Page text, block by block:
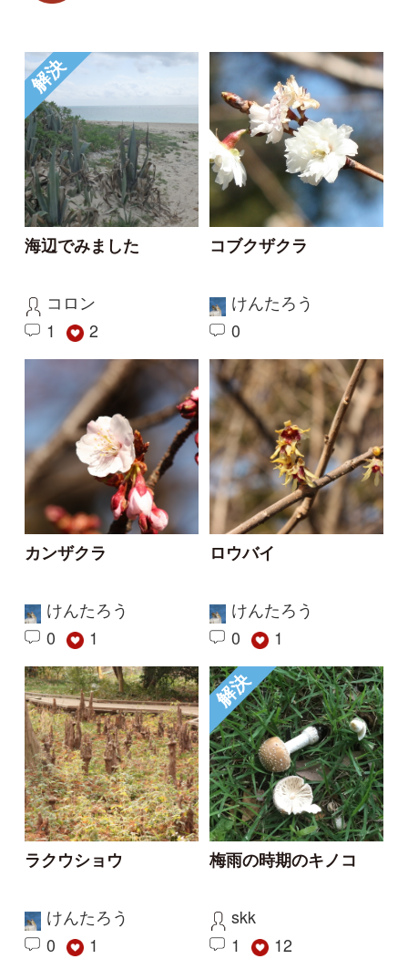
1
カンザクラ
けんたろう
ロウバイ
けんたろう
ラクウショウ
けんたろう
0 1
解決
梅雨の時期のキノコ
skk
12
解決
ミチタネツケバナでし
ょうか
aw
3
15
キクザキリュウキンカ
（兼備録として）
aw
0
4
もっとみる